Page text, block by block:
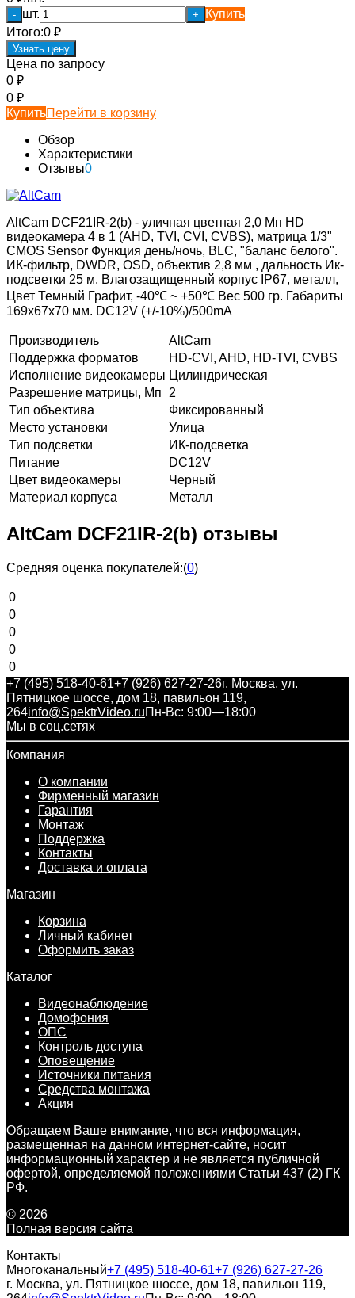
- шт. +
Купить
Итого:0 ₽
Узнать цену
Цена по запросу
0 ₽
0 ₽
КупитьПерейти в корзину
Обзор
Характеристики
Отзывы0
AltCam DCF21IR-2(b) - уличная цветная 2,0 Мп HD
видеокамера 4 в 1 (AHD, TVI, CVI, CVBS), матрица 1/3"
CMOS Sensor Функция день/ночь, BLC, "баланс белого".
ИК-фильтр, DWDR, OSD, объектив 2,8 мм , дальность Ик-
подсветки 25 м. Влагозащищенный корпус IP67, металл,
Цвет Темный Графит, -40℃ ~ +50℃ Вес 500 гр. Габариты
169x67x70 мм. DC12V (+/-10%)/500mA
Производитель
AltCam
Поддержка форматов
HD-CVI, AHD, HD-TVI, CVBS
Исполнение видеокамеры Цилиндрическая
Разрешение матрицы, Мп
2
Тип объектива
Фиксированный
Место установки
Улица
Тип подсветки
ИК-подсветка
Питание
DC12V
Цвет видеокамеры
Черный
Материал корпуса
Металл
AltCam DCF21IR-2(b) отзывы
Средняя оценка покупателей:(0)
0
0
0
0
0
+7 (495) 518-40-61+7 (926) 627-27-26г. Москва, ул.
Пятницкое шоссе, дом 18, павильон 119,
264info@SpektrVideo.ruПн-Вс: 9:00—18:00
Мы в соц.сетях
Компания
О компании
Фирменный магазин
Гарантия
Монтаж
Поддержка
Контакты
Доставка и оплата
Магазин
Корзина
Личный кабинет
Оформить заказ
Каталог
Видеонаблюдение
Домофония
ОПС
Контроль доступа
Оповещение
Источники питания
Средства монтажа
Акция
Обращаем Ваше внимание, что вся информация,
размещенная на данном интернет-сайте, носит
информационный характер и не является публичной
офертой, определяемой положениями Статьи 437 (2) ГК
РФ.
© 2026
Полная версия сайта
Контакты
Многоканальный+7 (495) 518-40-61+7 (926) 627-27-26
г. Москва, ул. Пятницкое шоссе, дом 18, павильон 119,